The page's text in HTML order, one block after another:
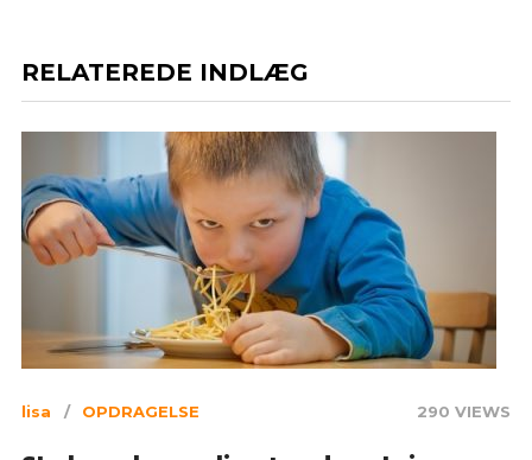
RELATEREDE INDLÆG
lisa OPDRAGELSE 290 VIEWS